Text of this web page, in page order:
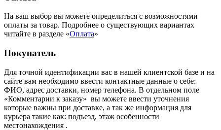
На ваш выбор вы можете определиться с возможностями
оплаты за товар. Подробнее о существующих вариантах
читайте в разделе «Оплата»
Покупатель
Для точной идентификации вас в нашей клиентской базе и на
сайте вам необходимо ввести контактные данные о себе:
ФИО, адрес доставки, номер телефона. В отдельном поле
«Комментарии к заказу» вы можете ввести уточнения
которые важны при доставке, а так же информация для
курьера такие как: подъезд, этаж особенности
местонахождения .